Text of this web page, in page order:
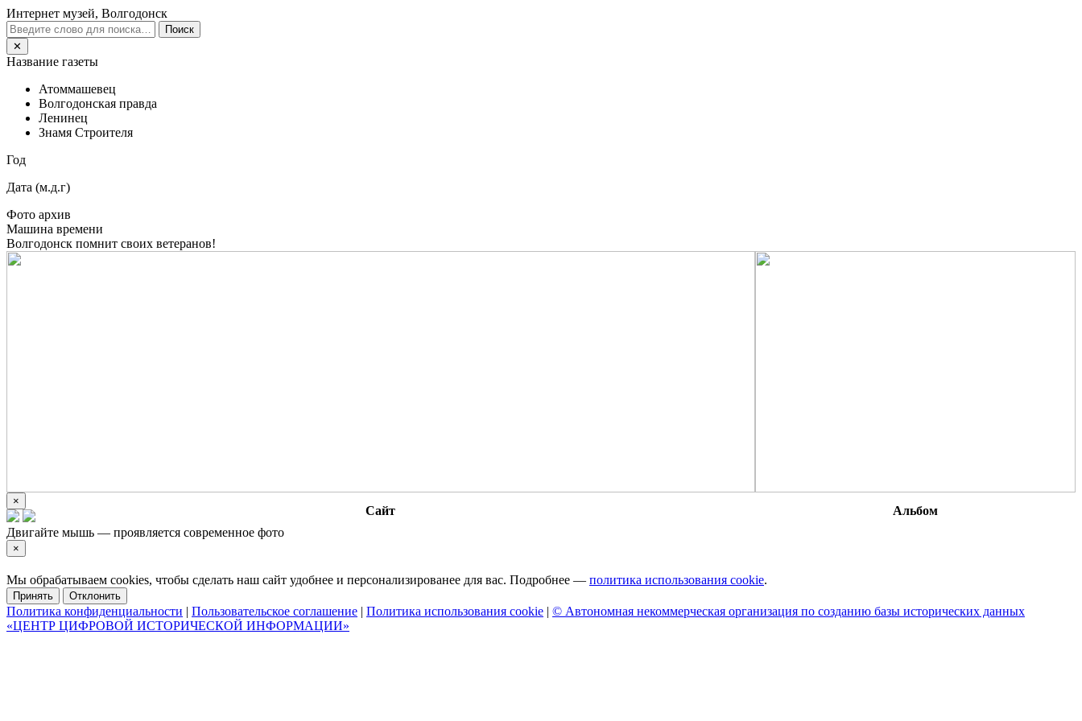
Интернет музей, Волгодонск
Поиск
✕
Название газеты
Атоммашевец
Волгодонская правда
Ленинец
Знамя Строителя
Год
Дата (м.д.г)
Фото архив
Машина времени
Волгодонск помнит своих ветеранов!
Сайт Альбом
×
Двигайте мышь — проявляется современное фото
×
Мы обрабатываем cookies, чтобы сделать наш сайт удобнее и персонализированее для вас. Подробнее — политика использования cookie.
Принять Отклонить
Политика конфиденциальности | Пользовательское соглашение | Политика использования cookie | © Автономная некоммерческая организация по созданию базы исторических данных
«ЦЕНТР ЦИФРОВОЙ ИСТОРИЧЕСКОЙ ИНФОРМАЦИИ»